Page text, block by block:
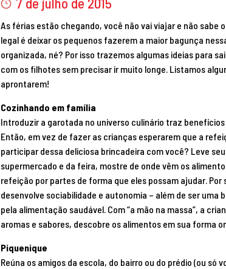
As férias estão chegando, você não vai viajar e não sabe
legal é deixar os pequenos fazerem a maior bagunça
organizada, né? Por isso trazemos algumas ideias para
com os filhotes sem precisar ir muito longe. Listamos
aprontarem!
Cozinhando em família
Introduzir a garotada no universo culinário traz
Então, em vez de fazer as crianças esperarem que a
participar dessa deliciosa brincadeira com você? Leve
supermercado e da feira, mostre de onde vêm os
refeição por partes de forma que eles possam ajudar.
desenvolve sociabilidade e autonomia – além de ser
pela alimentação saudável. Com “a mão na massa”, a
aromas e sabores, descobre os alimentos em sua forma
Piquenique
Reúna os amigos da escola, do bairro ou do prédio (ou só